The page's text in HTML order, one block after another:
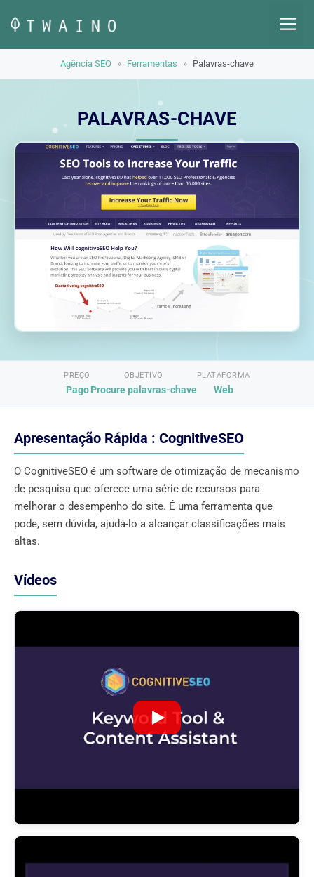
para
o
Agência SEO » Ferramentas » Palavras-chave
PALAVRAS-CHAVE
PREÇO
Pago
OBJETIVO
Procure palavras-chave
PLATAFORMA
Web
Apresentação Rápida : CognitiveSEO
O CognitiveSEO é um software de otimização de mecanismo
de pesquisa que oferece uma série de recursos para
melhorar o desempenho do site. É uma ferramenta que
pode, sem dúvida, ajudá-lo a alcançar classificações mais
altas.
Vídeos